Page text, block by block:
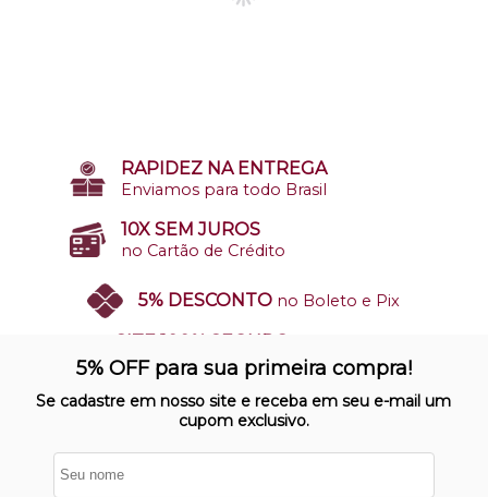
RAPIDEZ NA ENTREGA
Enviamos para todo Brasil
10X SEM JUROS
no Cartão de Crédito
5% DESCONTO no Boleto e Pix
SITE 100% SEGURO
Nosso site opera em ambiente
protegido
5% OFF para sua primeira compra!
Se cadastre em nosso site e receba em seu e-mail um
cupom exclusivo.